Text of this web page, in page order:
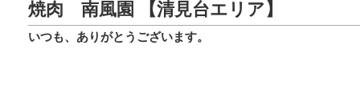
焼肉 南風園 【清見台エリア】
いつも、ありがとうございます。